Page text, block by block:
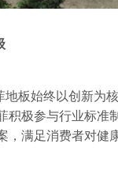
板始终以创新为
积极参与行业标
，满足消费者对健